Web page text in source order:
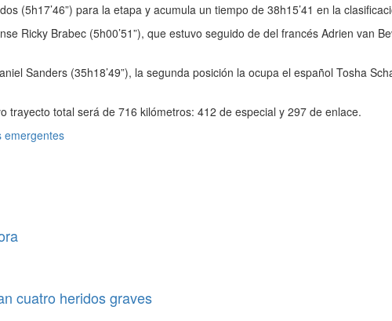
(5h17’46”) para la etapa y acumula un tiempo de 38h15’41 en la
Ricky Brabec (5h00’51”), que estuvo seguido de del francés Adrien van
Sanders (35h18’49”), la segunda posición la ocupa el español Tosha
trayecto total será de 716 kilómetros: 412 de especial y 297 de enlace.
emergentes
cuatro heridos graves